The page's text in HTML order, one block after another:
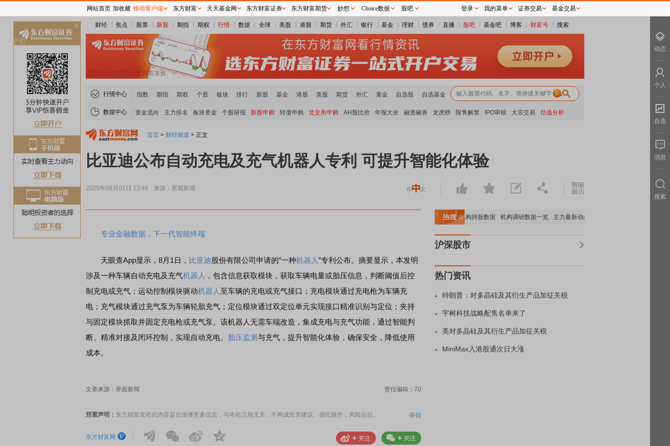
财经 焦点 股票 新股 期指 期权 行情 数据 全球 美股 港股 期货 外汇 银行 基金 理财 债券 直播 股吧 基金吧 博客 财富号 搜索
行情中心 指数 期指 期权 个股 板块 排行 新股 基金 港股 美股 期货 外汇 黄金 自选股 自选基金 0
数据中心 资金流向 主力排名 板块资金 个股研报 新股申购 转债申购 北交所申购 AH股比价 年报大全 融资融券 龙虎榜 限售解禁 IPO审核 大宗交易 估值分析
首页 > 财经频道 > 正文
比亚迪公布自动充电及充气机器人专利 可提升智能化体验
2025年08月01日 13:46 来源：界面新闻
专业金融数据，下一代智能终端
天眼查App显示，8月1日， 比亚迪 股份有限公司申请的“一种机器人 ”专利公布。摘要显示，本发明
涉及一种车辆自动充电及充气机器人 ，包含信息获取模块，获取车辆电量或胎压信息，判断阈值后控
制充电或充气；运动控制模块驱动机器人 至车辆的充电或充气接口；充电模块通过充电枪为车辆充
电；充气模块通过充气泵为车辆轮胎充气；定位模块通过双定位单元实现接口精准识别与定位；夹持
与固定模块抓取并固定充电枪或充气泵。该机器人无需车端改造，集成充电与充气功能，通过智能判
断、精准对接及闭环控制，实现自动充电、
胎压监测与充气，提升智能化体验，确保安全，降低使用
成本。
文章来源：界面新闻 责任编辑：70
郑重声明： 东方财富发布此内容旨在传播更多信息，与本站立场无关，不构成投资建议。据此操作，风险自担。 举报
东方财富网
A股估值分析全览 重要机构持股数据 机构调研数据一览 主力最新动向
沪深股市
热门资讯
特朗普：对多晶硅及其衍生产品加征关税
宇树科技战略配售名单来了
美对多晶硅及其衍生产品加征关税
MiniMax入港股通次日大涨
网站首页 加收藏 移动客户端 东方财富 天天基金网 东方财富证券 东方财富期货 妙想 Choice数据 股吧 登录 我的菜单 证券交易 基金交易
动态
个人
自选
消息
搜索
关